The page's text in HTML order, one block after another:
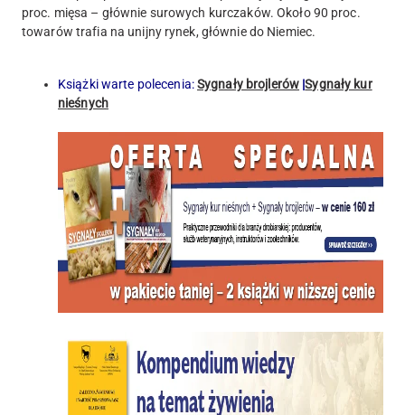
proc. mięsa – głównie surowych kurczaków. Około 90 proc.
towarów trafia na unijny rynek, głównie do Niemiec.
Książki warte polecenia:Sygnały brojlerów |Sygnały kur
nieśnych